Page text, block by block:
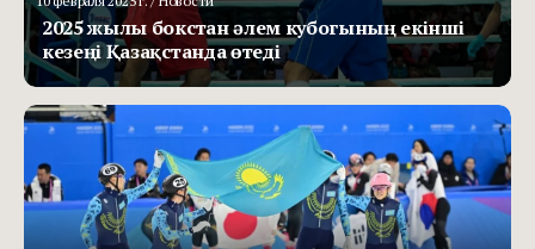
2025 жылы бокстан әлем кубогының екінші
кезеңі Қазақстанда өтеді